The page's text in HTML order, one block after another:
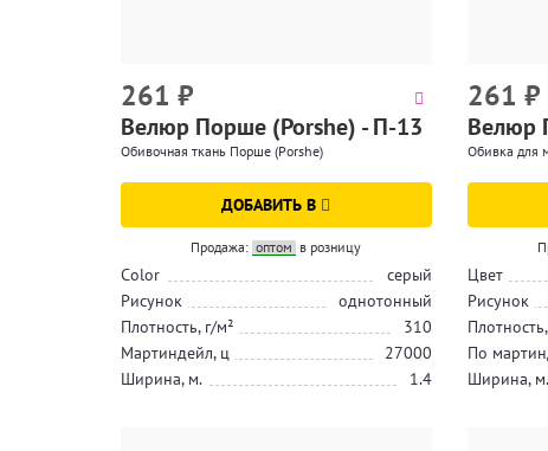
261 ₽
Велюр Порше (Porshe) - П-13
Обивочная ткань Порше (Porshe)
ДОБАВИТЬ В
Продажа: оптом в розницу
Color
серый
Рисунок
однотонный
Плотность, г/м²
310
Мартиндейл, ц
27000
Ширина, м.
1.4
261 ₽
Велюр
Обивка для
Цвет
Рисунок
По
Ширина, м.